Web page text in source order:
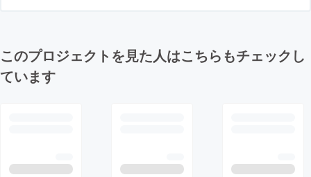
このプロジェクトを見た人はこちらもチェックし
ています